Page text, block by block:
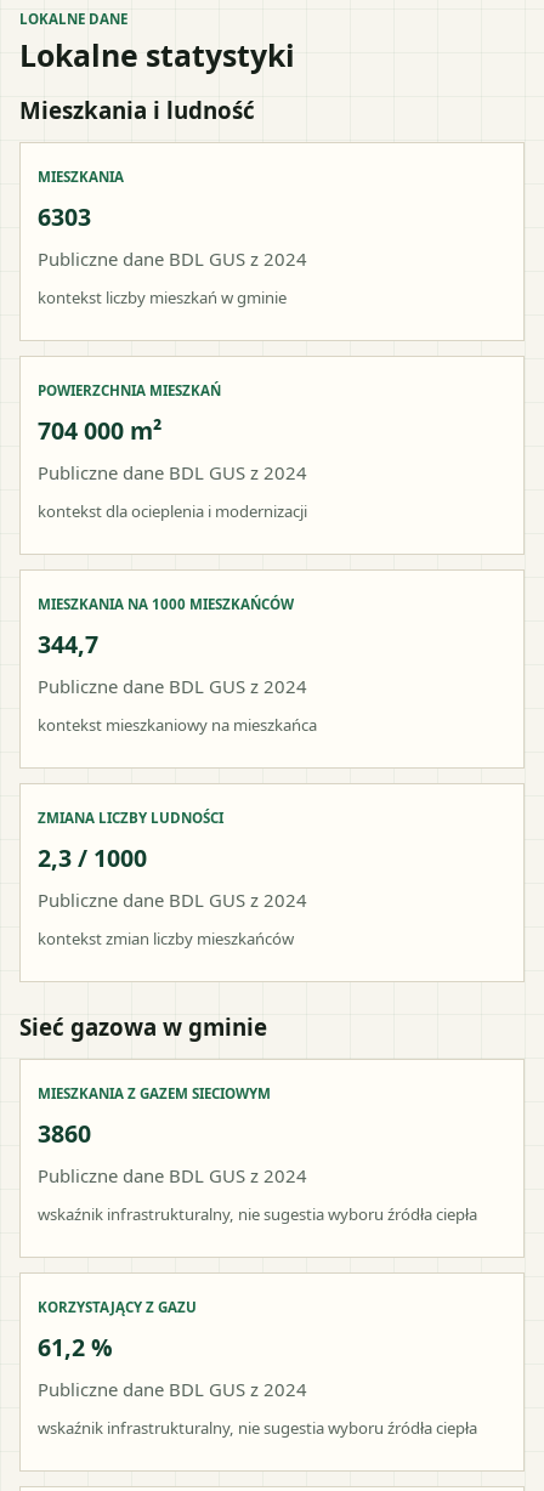
LOKALNE DANE
Lokalne statystyki
Mieszkania i ludność
MIESZKANIA
6303
Publiczne dane BDL GUS z 2024
kontekst liczby mieszkań w gminie
POWIERZCHNIA MIESZKAŃ
704 000 m²
Publiczne dane BDL GUS z 2024
kontekst dla ocieplenia i modernizacji
MIESZKANIA NA 1000 MIESZKAŃCÓW
344,7
Publiczne dane BDL GUS z 2024
kontekst mieszkaniowy na mieszkańca
ZMIANA LICZBY LUDNOŚCI
2,3 / 1000
Publiczne dane BDL GUS z 2024
kontekst zmian liczby mieszkańców
Sieć gazowa w gminie
MIESZKANIA Z GAZEM SIECIOWYM
3860
Publiczne dane BDL GUS z 2024
wskaźnik infrastrukturalny, nie sugestia wyboru źródła ciepła
KORZYSTAJĄCY Z GAZU
61,2 %
Publiczne dane BDL GUS z 2024
wskaźnik infrastrukturalny, nie sugestia wyboru źródła ciepła